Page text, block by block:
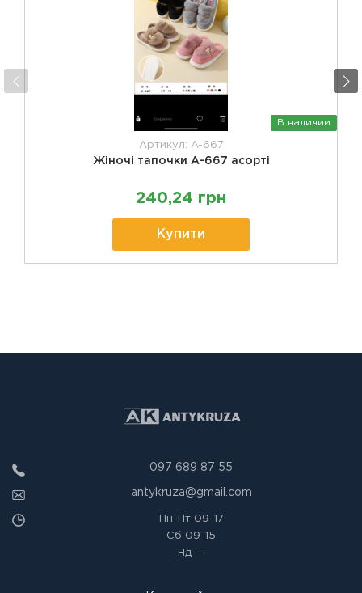
В наличии
Артикул: A-667
Жіночі тапочки А-667 асорті
240,24 грн
Купити
097 689 87 55
antykruza@gmail.com
Пн-Пт09-17
Сб 09-15
Нд —